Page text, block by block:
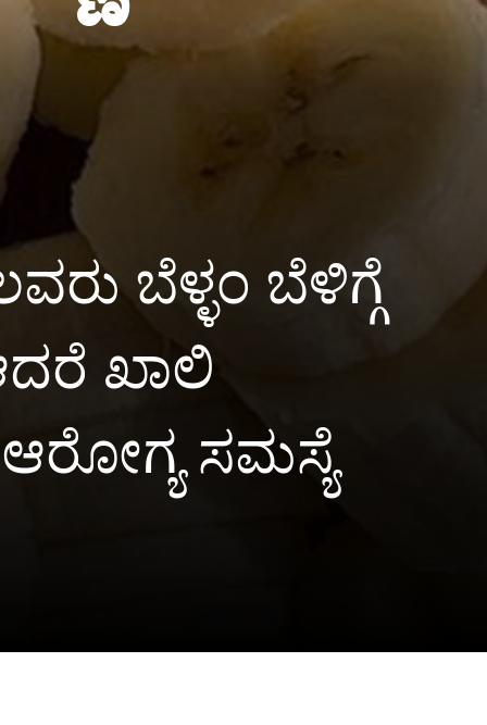
ಬೆಳ್ಳಂ ಬೆಳಿಗ್ಗೆ
ಖಾಲಿ
ಸಮಸ್ಯೆ